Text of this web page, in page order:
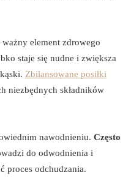
element zdrowego
staje się nudne i zwiększa
Zbilansowane posiłki
niezbędnych składników
nawodnieniu. Często
do odwodnienia i
proces odchudzania.